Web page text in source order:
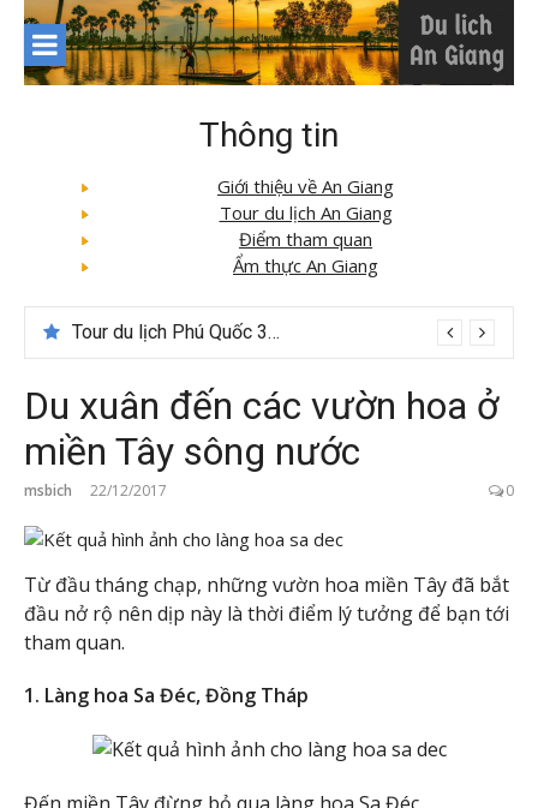
Skip
content
Thông tin
Giới thiệu về An Giang
Tour du lịch An Giang
Điểm tham quan
Ẩm thực An Giang
Tour du lịch Phú Quốc 3N3D: Hành trình khám phá đảo Ngọc
Du xuân đến các vườn hoa ở
miền Tây sông nước
msbich 22/12/2017 0
Từ đầu tháng chạp, những vườn hoa miền Tây đã bắt
đầu nở rộ nên dịp này là thời điểm lý tưởng để bạn tới
tham quan.
1. Làng hoa Sa Đéc, Đồng Tháp